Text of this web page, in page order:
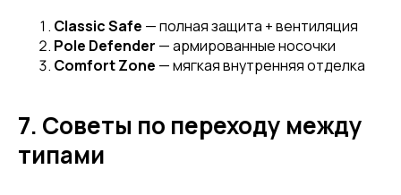
Classic Safe — полная защита + вентиляция
Pole Defender — армированные носочки
Comfort Zone — мягкая внутренняя отделка
7. Советы по переходу между
типами